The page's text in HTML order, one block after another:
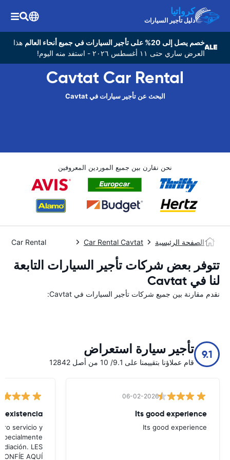
كرواتيا
دليل تأجير السيارات
خصم يصل إلى 20% على تأجير السيارات في جميع أنحاء العالم
هذا
العرض ساري حتى ١١ أغسطس ٢٠٢٦ - استفد منه اليوم!
Cavtat Car Rental
البحث عن تأجير سيارات في Cavtat
نحن نقارن بين جميع الموردين المعروفين
الصفحة الرئيسية Car Rental Cavtat Car Rental كافتات
تتوفر بعض شركات تأجير السيارات التابعة
لنا في Cavtat
نقدم مقارنة بين جميع شركات تأجير السيارات في Cavtat:
9.1 تأجير سيارة استعراض
قام عملاؤنا بتقييمنا على 9.1/ 10 من أصل 12842
06-02-2026
Its good experience
Its good experience
servicio y
LES
AQUÍ